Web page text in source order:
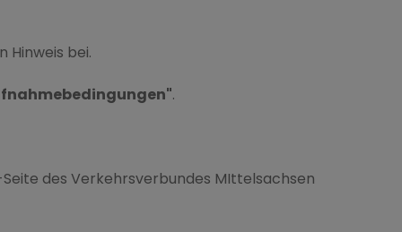
Hinweis bei.
.
des Verkehrsverbundes MIttelsachsen